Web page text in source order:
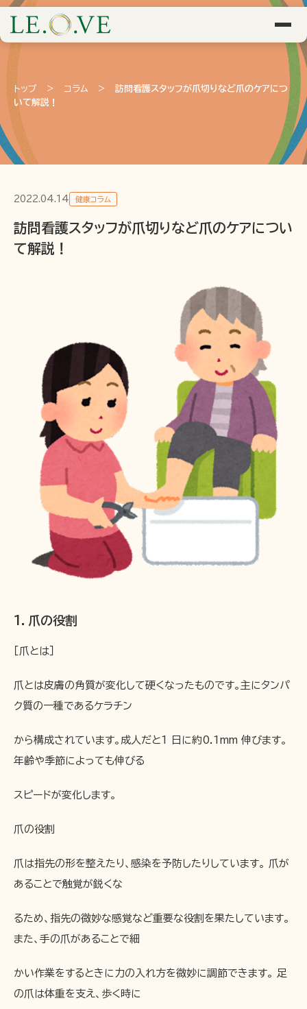
トップ > コラム >
訪問看護スタッフが爪切りなど爪のケアにつ
いて解説！
2022.04.14 健康コラム
訪問看護スタッフが爪切りなど爪のケアについ
て解説！
1．爪の役割
［爪とは］
爪とは皮膚の角質が変化して硬くなったものです。主にタンパ
ク質の一種であるケラチン
から構成されています。成人だと1 日に約0.1mm 伸びます。
年齢や季節によっても伸びる
スピードが変化します。
爪の役割
爪は指先の形を整えたり、感染を予防したりしています。 爪が
あることで触覚が鋭くな
るため、指先の微妙な感覚など重要な役割を果たしています。
また、手の爪があることで細
かい作業をするときに力の入れ方を微妙に調節できます。 足
の爪は体重を支え、歩く時に